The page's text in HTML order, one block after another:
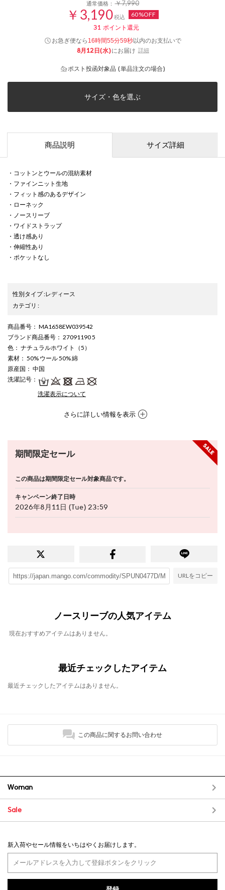
通常価格：￥7,990
￥3,190税込 60%OFF
31 ポイント還元
お急ぎ便なら 16時間55分59秒以内のお支払いで
8月12日(水)にお届け 詳細
ポスト投函対象品 (単品注文の場合)
サイズ・色を選ぶ
商品説明 サイズ詳細
・コットンとウールの混紡素材
・ファインニット生地
・フィット感のあるデザイン
・ローネック
・ノースリーブ
・ワイドストラップ
・透け感あり
・伸縮性あり
・ポケットなし
性別タイプ:レディース
カテゴリ :
商品番号 ： MA1658EW039542
ブランド商品番号 ： 27091190 5
色 ： ナチュラルホワイト（5）
素材 ： 50% ウール 50% 綿
原産国 ： 中国
洗濯記号 ：
洗濯表示について
さらに詳しい情報を表示
期間限定セール
この商品は期間限定セール対象商品です。
キャンペーン終了日時
2026年8月11日 (Tue) 23:59
URLをコピー
ノースリーブの人気アイテム
現在おすすめアイテムはありません。
最近チェックしたアイテム
最近チェックしたアイテムはありません。
この商品に関するお問い合わせ
Woman
Sale
新入荷やセール情報をいちはやくお届けします。